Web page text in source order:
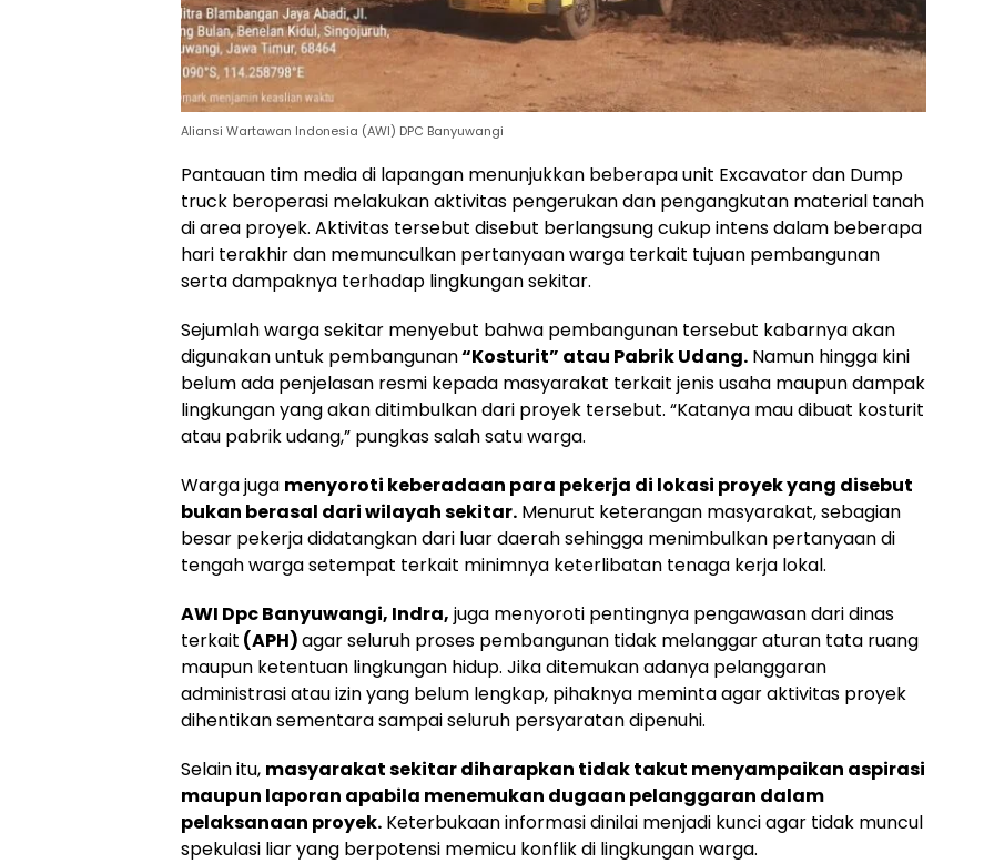
Aliansi Wartawan Indonesia (AWI) DPC Banyuwangi
Pantauan tim media di lapangan menunjukkan beberapa unit Excavator dan Dump
truck beroperasi melakukan aktivitas pengerukan dan pengangkutan material tanah
di area proyek. Aktivitas tersebut disebut berlangsung cukup intens dalam beberapa
hari terakhir dan memunculkan pertanyaan warga terkait tujuan pembangunan
serta dampaknya terhadap lingkungan sekitar.
Sejumlah warga sekitar menyebut bahwa pembangunan tersebut kabarnya akan
digunakan untuk pembangunan“Kosturit” atau Pabrik Udang. Namun hingga kini
belum ada penjelasan resmi kepada masyarakat terkait jenis usaha maupun dampak
lingkungan yang akan ditimbulkan dari proyek tersebut. “Katanya mau dibuat kosturit
atau pabrik udang,” pungkas salah satu warga.
Warga juga menyoroti keberadaan para pekerja di lokasi proyek yang disebut
bukan berasal dari wilayah sekitar. Menurut keterangan masyarakat, sebagian
besar pekerja didatangkan dari luar daerah sehingga menimbulkan pertanyaan di
tengah warga setempat terkait minimnya keterlibatan tenaga kerja lokal.
AWI Dpc Banyuwangi, Indra, juga menyoroti pentingnya pengawasan dari dinas
terkait (APH)agar seluruh proses pembangunan tidak melanggar aturan tata ruang
maupun ketentuan lingkungan hidup. Jika ditemukan adanya pelanggaran
administrasi atau izin yang belum lengkap, pihaknya meminta agar aktivitas proyek
dihentikan sementara sampai seluruh persyaratan dipenuhi.
Selain itu, masyarakat sekitar diharapkan tidak takut menyampaikan aspirasi
maupun laporan apabila menemukan dugaan pelanggaran dalam
pelaksanaan proyek. Keterbukaan informasi dinilai menjadi kunci agar tidak muncul
spekulasi liar yang berpotensi memicu konflik di lingkungan warga.